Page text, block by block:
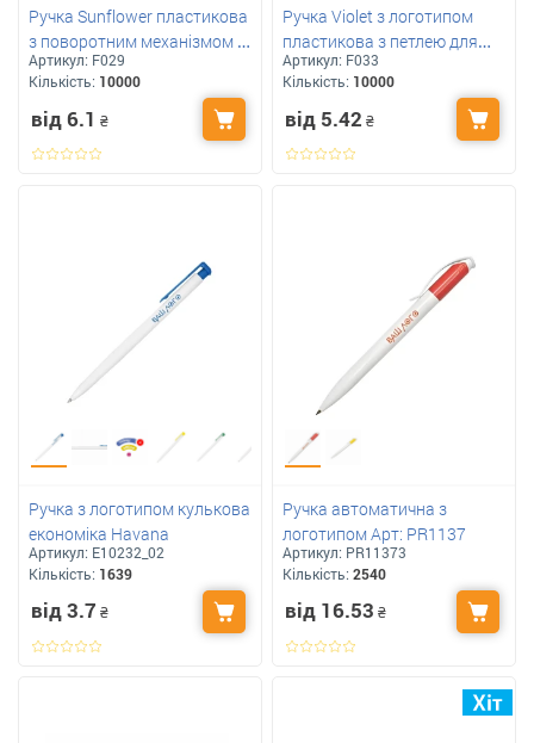
Ручка Sunflower пластикова
з поворотним механізмом із
логотипом
Артикул: F029
Кількість: 10000
від 6.1 ₴
Ручка Violet з логотипом
пластикова з петлею для
шнурка
Артикул: F033
Кількість: 10000
від 5.42 ₴
Ручка з логотипом кулькова
економіка Havana
Артикул: E10232_02
Кількість: 1639
від 3.7 ₴
Ручка автоматична з
логотипом Арт: PR1137
Артикул: PR11373
Кількість:2540
від 16.53 ₴